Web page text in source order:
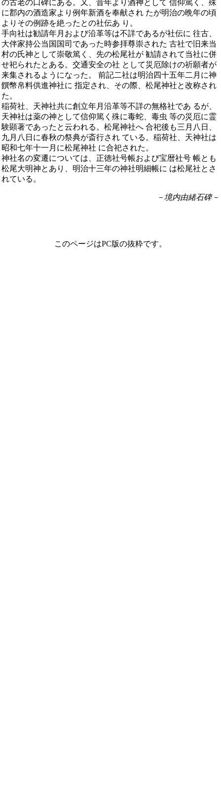
の古老の口碑にある。又、昔年より酒神として 信仰篤く、殊
に郡内の酒造家より例年新酒を奉献され たが明治の晩年の頃
よりその例跡を絶ったとの社伝あ り。
手向社は勧請年月および沿革等は不詳であるが社伝に 往古、
大伴家持公当国国司であった時参拝尊崇された 古社で旧来当
村の氏神として崇敬篤く、先の松尾社が 勧請されて当社に併
せ祀られたとある。交通安全の社 として災厄除けの祈願者が
来集されるようになった。 前記二社は明治四十五年二月に神
饌幣帛料供進神社に 指定され、その際、松尾神社と改称され
た。
稲荷社、天神社共に創立年月沿革等不詳の無格社であ るが、
天神社は薬の神として信仰篤く殊に毒蛇、毒虫 等の災厄に霊
験顕著であったと云われる。松尾神社へ 合祀後も三月八日、
九月八日に春秋の祭典が斎行され ている。稲荷社、天神社は
昭和七年十一月に松尾神社 に合祀された。
神社名の変遷については、正徳社号帳および宝暦社号 帳とも
松尾大明神とあり、明治十三年の神社明細帳に は松尾社とさ
れている。
－境内由緒石碑－
このページはPC版の抜粋です。